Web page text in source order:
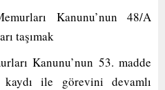
Kanunu’nun 48/A
taşımak
Kanunu’nun 53. madde
ile görevini devamlı